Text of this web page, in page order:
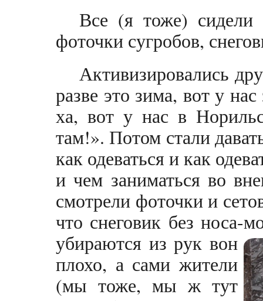
Все (я тоже) сидели
фоточки сугробов,
Активизировались
разве это зима, вот у
ха, вот у нас в
там!». Потом стали
как одеваться и как
и чем заниматься во
смотрели фоточки и
что снеговик без носа-
убираются из рук вон
плохо, а сами жители
(мы тоже, мы ж тут